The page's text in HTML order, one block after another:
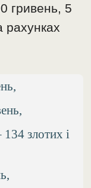
гривень, 5
рахунках
злотих і